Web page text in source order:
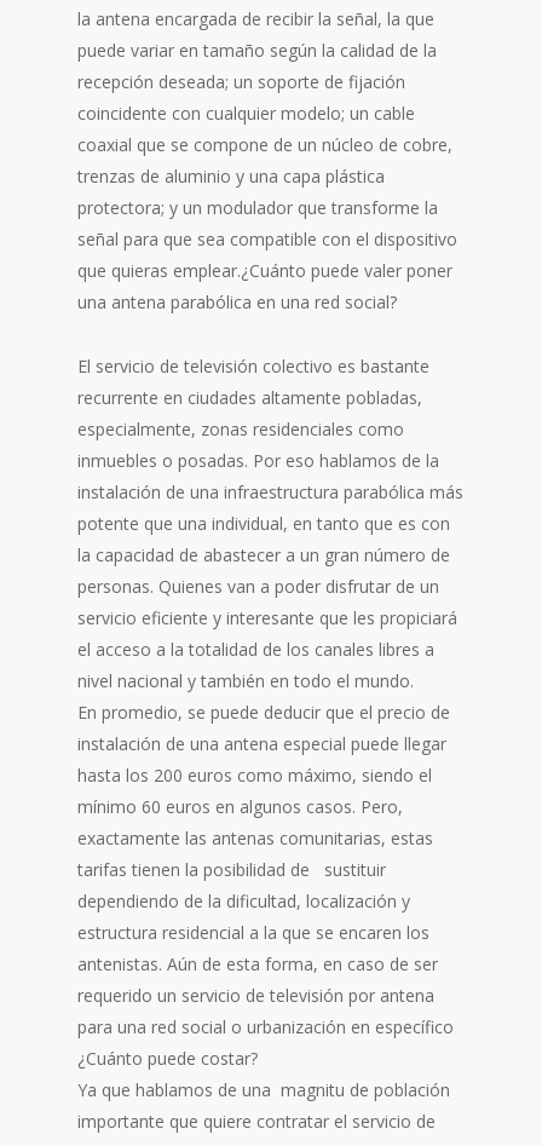
la antena encargada de recibir la señal, la que
puede variar en tamaño según la calidad de la
recepción deseada; un soporte de fijación
coincidente con cualquier modelo; un cable
coaxial que se compone de un núcleo de cobre,
trenzas de aluminio y una capa plástica
protectora; y un modulador que transforme la
señal para que sea compatible con el dispositivo
que quieras emplear.¿Cuánto puede valer poner
una antena parabólica en una red social?
El servicio de televisión colectivo es bastante
recurrente en ciudades altamente pobladas,
especialmente, zonas residenciales como
inmuebles o posadas. Por eso hablamos de la
instalación de una infraestructura parabólica más
potente que una individual, en tanto que es con
la capacidad de abastecer a un gran número de
personas. Quienes van a poder disfrutar de un
servicio eficiente y interesante que les propiciará
el acceso a la totalidad de los canales libres a
nivel nacional y también en todo el mundo.
En promedio, se puede deducir que el precio de
instalación de una antena especial puede llegar
hasta los 200 euros como máximo, siendo el
mínimo 60 euros en algunos casos. Pero,
exactamente las antenas comunitarias, estas
tarifas tienen la posibilidad de sustituir
dependiendo de la dificultad, localización y
estructura residencial a la que se encaren los
antenistas. Aún de esta forma, en caso de ser
requerido un servicio de televisión por antena
para una red social o urbanización en específico
¿Cuánto puede costar?
Ya que hablamos de una magnitu de población
importante que quiere contratar el servicio de